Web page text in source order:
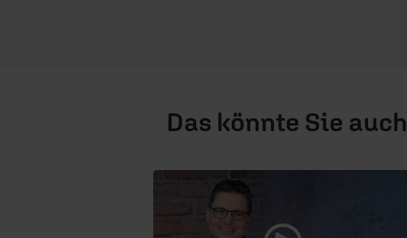
Das könnte Sie auch